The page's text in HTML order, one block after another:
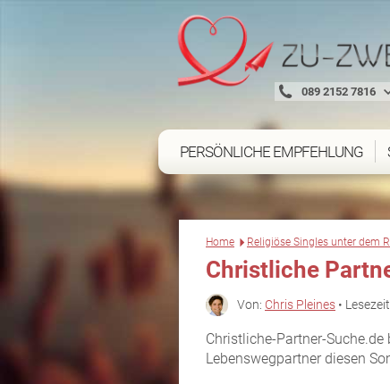
089 2152 7816
PERSÖNLICHE EMPFEHLUNG
Home Religiöse Singles unter dem
Christliche
Von: Chris Pleines •
Christliche-Partner-
Lebenswegpartner diesen